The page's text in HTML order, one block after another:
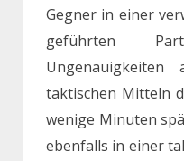
Gegner in einer
geführten
taktischen Mitteln
wenige Minuten
ebenfalls in einer